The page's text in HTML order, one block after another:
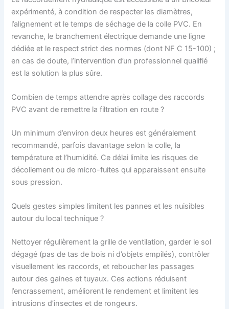
expérimenté, à condition de respecter les diamètres,
l’alignement et le temps de séchage de la colle PVC. En
revanche, le branchement électrique demande une ligne
dédiée et le respect strict des normes (dont NF C 15-100) ;
en cas de doute, l’intervention d’un professionnel qualifié
est la solution la plus sûre.
Combien de temps attendre après collage des raccords
PVC avant de remettre la filtration en route ?
Un minimum d’environ deux heures est généralement
recommandé, parfois davantage selon la colle, la
température et l’humidité. Ce délai limite les risques de
décollement ou de micro-fuites qui apparaissent ensuite
sous pression.
Quels gestes simples limitent les pannes et les nuisibles
autour du local technique ?
Nettoyer régulièrement la grille de ventilation, garder le sol
dégagé (pas de tas de bois ni d’objets empilés), contrôler
visuellement les raccords, et reboucher les passages
autour des gaines et tuyaux. Ces actions réduisent
l’encrassement, améliorent le rendement et limitent les
intrusions d’insectes et de rongeurs.